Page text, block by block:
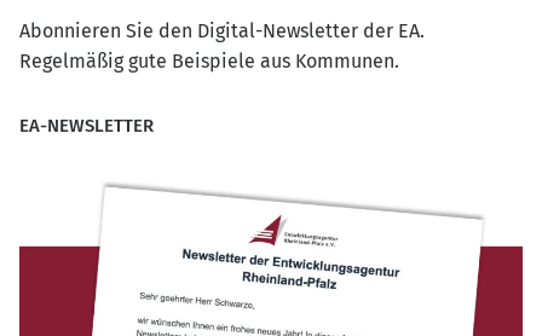
Abonnieren Sie den Digital-Newsletter der EA.
Regelmäßig gute Beispiele aus Kommunen.
EA-NEWSLETTER